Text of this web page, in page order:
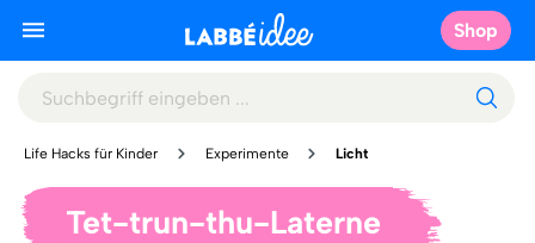
Shop
Life Hacks für Kinder Experimente Licht
Tet-trun-thu-Laterne